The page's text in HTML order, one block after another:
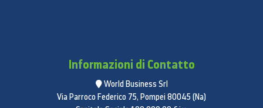
Contenitore uova
Informazioni di Contatto
World Business Srl
Via Parroco Federico 75, Pompei 80045 (Na)